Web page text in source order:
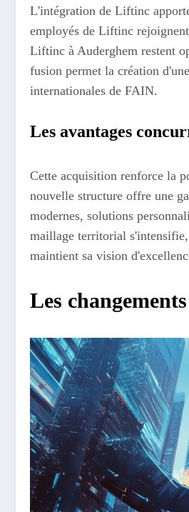
L'intégration de Liftinc
employés de Liftinc
Liftinc à Auderghem restent
fusion permet la création
internationales de FAIN.
Les avantages
Cette acquisition renforce la
nouvelle structure offre une
modernes, solutions
maillage territorial
maintient sa vision
Les